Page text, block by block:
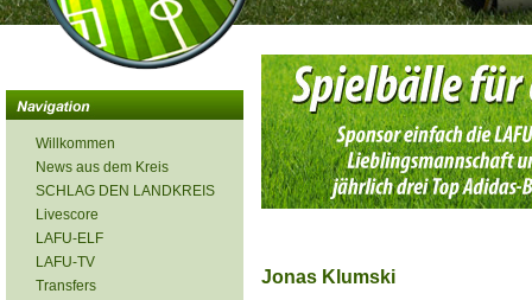
Willkommen
News aus dem Kreis
SCHLAG DEN LANDKREIS
Livescore
LAFU-ELF
LAFU-TV
Transfers
Jonas Klumski